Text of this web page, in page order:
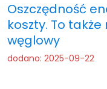
Oszczędność
koszty. To
węglowy
dodano: 2025-09-22